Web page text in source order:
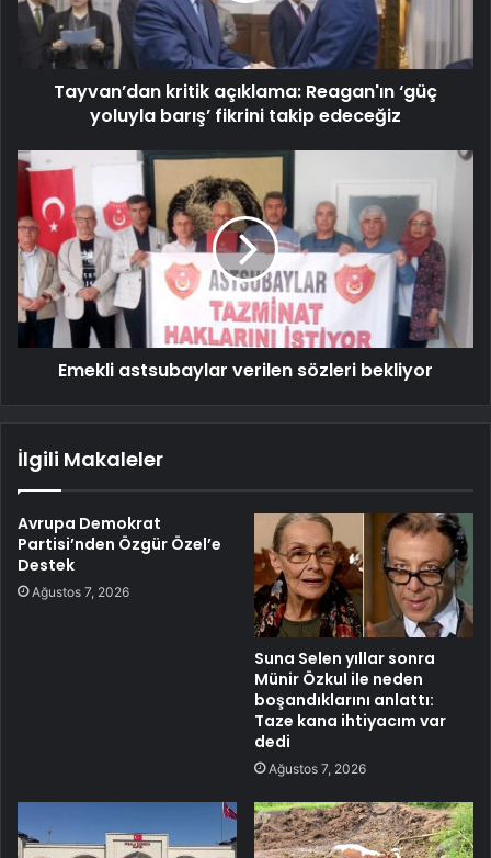
Tayvan’dan kritik açıklama: Reagan'ın ‘güç
yoluyla barış’ fikrini takip edeceğiz
Emekli astsubaylar verilen sözleri bekliyor
İlgili Makaleler
Avrupa Demokrat
Partisi’nden Özgür Özel’e
Destek
Ağustos 7, 2026
Suna Selen yıllar sonra
Münir Özkul ile neden
boşandıklarını anlattı:
Taze kana ihtiyacım var
dedi
Ağustos 7, 2026